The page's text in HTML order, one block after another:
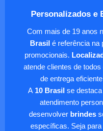
Personalizados e
Com mais de 19 anos
Brasil é referência na
promocionais.
atende clientes de
de entrega
A10 Brasil se
atendimento
desenvolver brindes
específicas. Seja